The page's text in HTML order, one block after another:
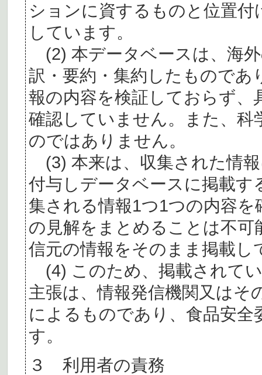
ションに資するものと位置
しています。
(2) 本データベースは、海
訳・要約・集約したものであ
報の内容を検証しておらず、
確認していません。また、
のではありません。
(3) 本来は、収集された情
付与しデータベースに掲載
集される情報1つ1つの内容
の見解をまとめることは不
信元の情報をそのまま掲載し
(4) このため、掲載されて
主張は、情報発信機関又はそ
によるものであり、食品安
す。
３ 利用者の責務